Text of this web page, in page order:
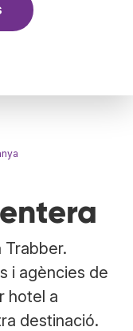
Trabber.
i agències de
hotel a
destinació.